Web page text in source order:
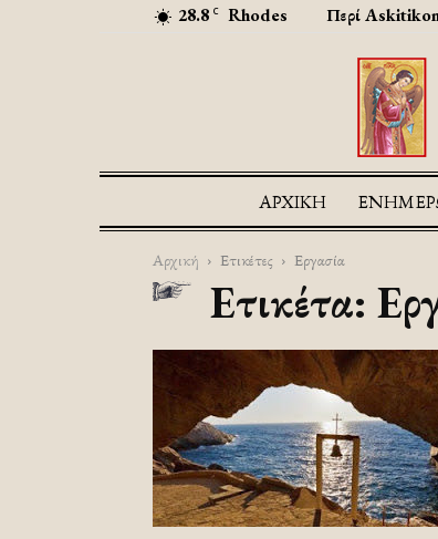
28.8 C Rhodes Περί
ΑΡΧΙΚΉ
Αρχική Ετικέτες Εργασία
Ετικέτα: